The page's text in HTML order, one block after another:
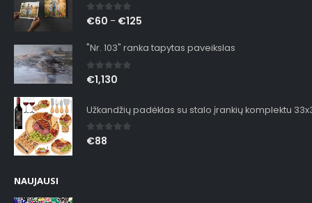
0out of 5
€60 – €125
"Nr. 103" ranka tapytas paveikslas
0out of 5
€1,130
Užkandžių padėklas su stalo įrankių komplektu
0out of 5
€88
NAUJAUSI